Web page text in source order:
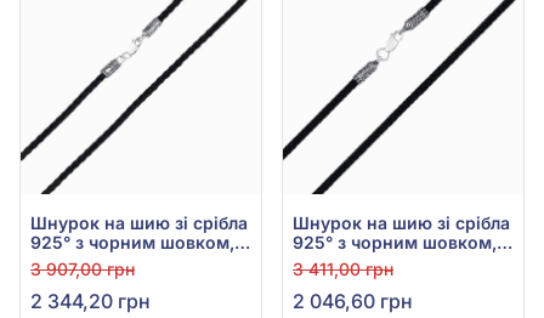
Шнурок на шию зі срібла
925° з чорним шовком,
арт. 8029
3 907,00 грн
2 344,20 грн
Шнурок на шию зі срібла
925° з чорним шовком,
арт. 8014.1
3 411,00 грн
2 046,60 грн